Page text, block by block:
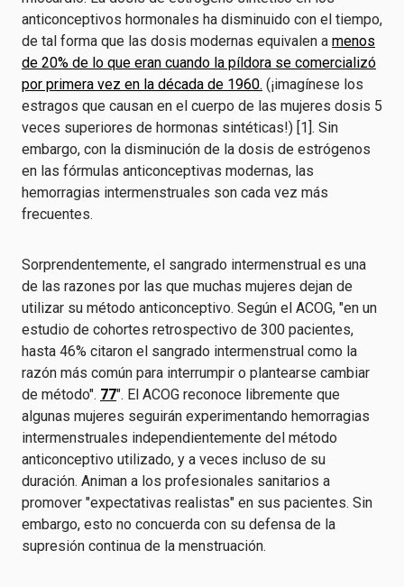
anticonceptivos hormonales ha disminuido con el tiempo,
de tal forma que las dosis modernas equivalen a menos
de 20% de lo que eran cuando la píldora se comercializó
por primera vez en la década de 1960. (¡imagínese los
estragos que causan en el cuerpo de las mujeres dosis 5
veces superiores de hormonas sintéticas!) [1]. Sin
embargo, con la disminución de la dosis de estrógenos
en las fórmulas anticonceptivas modernas, las
hemorragias intermenstruales son cada vez más
frecuentes.
Sorprendentemente, el sangrado intermenstrual es una
de las razones por las que muchas mujeres dejan de
utilizar su método anticonceptivo. Según el ACOG, "en un
estudio de cohortes retrospectivo de 300 pacientes,
hasta 46% citaron el sangrado intermenstrual como la
razón más común para interrumpir o plantearse cambiar
de método". 77". El ACOG reconoce libremente que
algunas mujeres seguirán experimentando hemorragias
intermenstruales independientemente del método
anticonceptivo utilizado, y a veces incluso de su
duración. Animan a los profesionales sanitarios a
promover "expectativas realistas" en sus pacientes. Sin
embargo, esto no concuerda con su defensa de la
supresión continua de la menstruación.